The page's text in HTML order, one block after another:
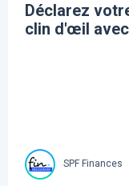
Déclarez
clin d'œil
SPF Finances